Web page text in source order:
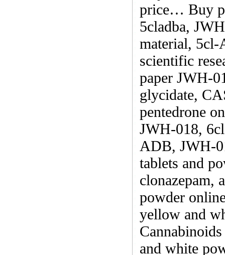
price… Buy
5cladba,
material, 5cl-
scientific
paper JWH-
glycidate,
pentedrone
JWH-018,
ADB, JWH-
tablets and
clonazepam,
powder
yellow and
and white